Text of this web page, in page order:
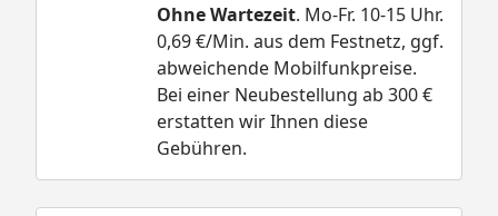
Ohne Wartezeit. Mo-Fr. 10-15 Uhr.
0,69 €/Min. aus dem Festnetz, ggf.
abweichende Mobilfunkpreise.
Bei einer Neubestellung ab 300 €
erstatten wir Ihnen diese
Gebühren.